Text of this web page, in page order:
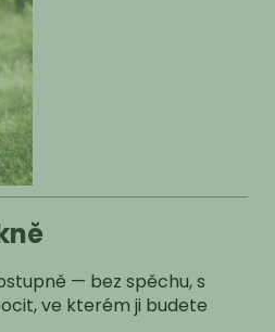
— bez spěchu, s
ve kterém ji budete